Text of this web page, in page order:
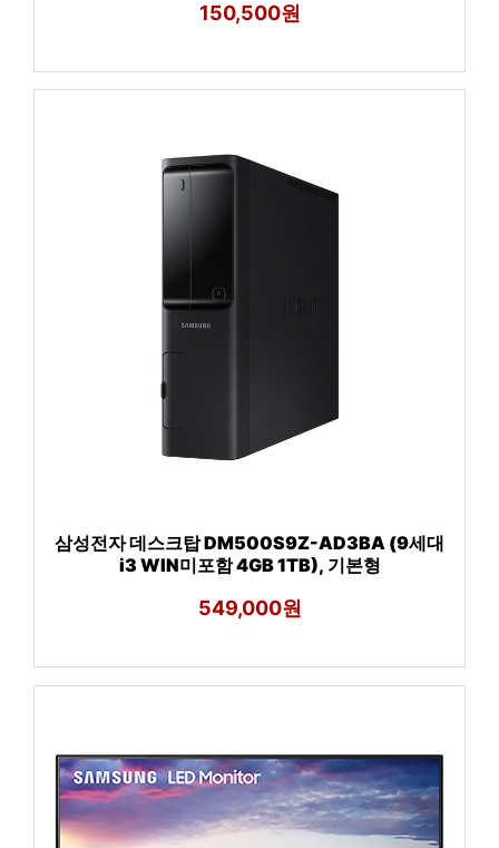
150,500원
삼성전자 데스크탑 DM500S9Z-AD3BA (9세대
i3 WIN미포함 4GB 1TB), 기본형
549,000원